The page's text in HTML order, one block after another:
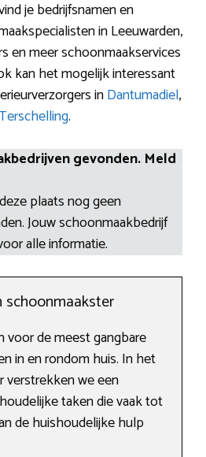
je bedrijfsnamen en
in Leeuwarden,
en meer schoonmaakservices
kan het mogelijk interessant
inDantumadiel,
.
gevonden. Meld
plaats nog geen
Jouw schoonmaakbedrijf
alle informatie.
schoonmaakster
voor de meest gangbare
in en rondom huis. In het
verstrekken we een
taken die vaak tot
de huishoudelijke hulp